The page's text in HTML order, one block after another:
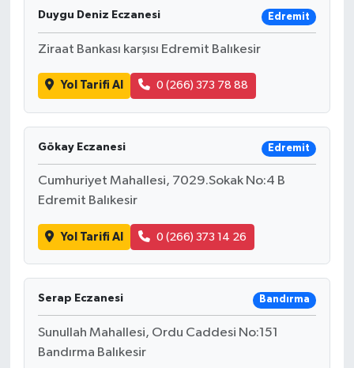
Duygu Deniz Eczanesi Edremit
Ziraat Bankası karşısı Edremit Balıkesir
Yol Tarifi Al 0 (266) 373 78 88
Gökay Eczanesi Edremit
Cumhuriyet Mahallesi, 7029.Sokak No:4 B
Edremit Balıkesir
Yol Tarifi Al 0 (266) 373 14 26
Serap Eczanesi Bandırma
Sunullah Mahallesi, Ordu Caddesi No:151
Bandırma Balıkesir